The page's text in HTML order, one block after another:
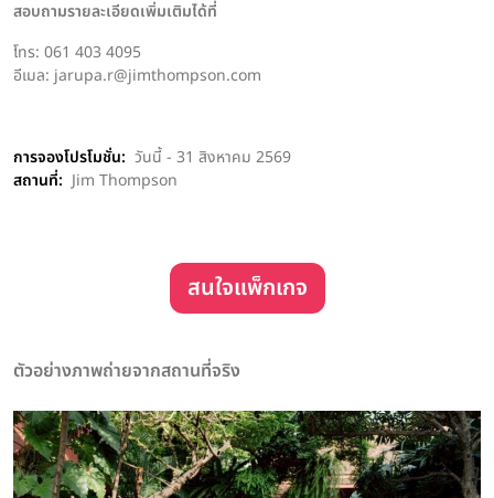
สอบถามรายละเอียดเพิ่มเติมได้ที่
โทร: 061 403 4095
อีเมล: jarupa.r@jimthompson.com
การจองโปรโมชั่น: วันนี้ - 31 สิงหาคม 2569
สถานที่: Jim Thompson
สนใจแพ็กเกจ
ตัวอย่างภาพถ่ายจากสถานที่จริง